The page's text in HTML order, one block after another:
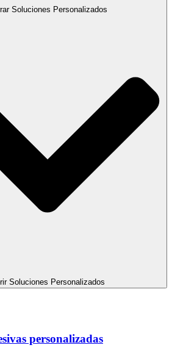
Soluciones Personalizados
Soluciones Personalizados
personalizadas